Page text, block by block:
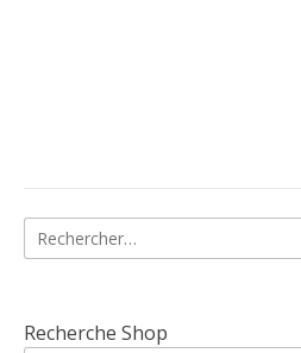
Rechercher :
Recherche Shop